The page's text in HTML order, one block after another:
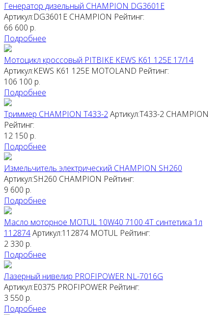
Генератор дизельный CHAMPION DG3601E
Артикул:DG3601E CHAMPION Рейтинг:
66 600 р.
Подробнее
Мотоцикл кроссовый PITBIKE KEWS K61 125E 17/14
Артикул:KEWS K61 125E MOTOLAND Рейтинг:
106 100 р.
Подробнее
Триммер CHAMPION T433-2Артикул:T433-2 CHAMPION
Рейтинг:
12 150 р.
Подробнее
Измельчитель электрический CHAMPION SH260
Артикул:SH260 CHAMPION Рейтинг:
9 600 р.
Подробнее
Масло моторное MOTUL 10W40 7100 4T синтетика 1л
112874Артикул:112874 MOTUL Рейтинг:
2 330 р.
Подробнее
Лазерный нивелир PROFIPOWER NL-7016G
Артикул:E0375 PROFIPOWER Рейтинг:
3 550 р.
Подробнее